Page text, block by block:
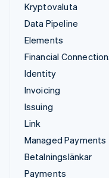
Kryptovaluta
Data Pipeline
Elements
Financial
Identity
Invoicing
Issuing
Link
Managed Payments
Betalningslänkar
Payments